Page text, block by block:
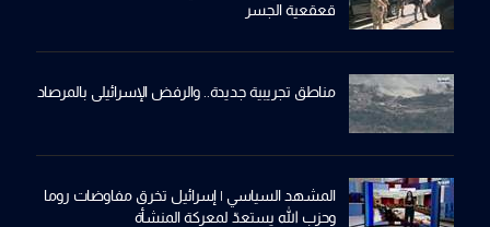
قعقعية الجسر
مناطق تجريبية جديدة.. والرفض الإسرائيلي بالمرصاد
المشهد السياسي | إسرائيل تخرق مفاوضات روما
وحزب الله يستعدّ لمعركة المنشأة